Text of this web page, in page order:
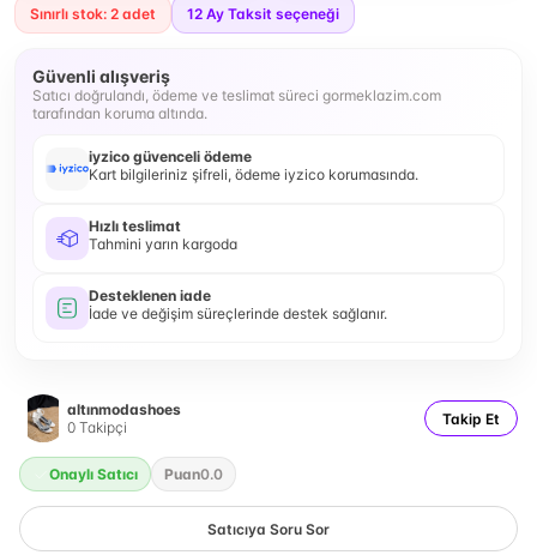
Sınırlı stok: 2 adet 12 Ay Taksit seçeneği
Güvenli alışveriş
Satıcı doğrulandı, ödeme ve teslimat süreci gormeklazim.com
tarafından koruma altında.
iyzico güvenceli ödeme
Kart bilgileriniz şifreli, ödeme iyzico korumasında.
Hızlı teslimat
Tahmini yarın kargoda
Desteklenen iade
İade ve değişim süreçlerinde destek sağlanır.
altınmodashoes
0 Takipçi Takip Et
Onaylı Satıcı Puan0.0
Satıcıya Soru Sor